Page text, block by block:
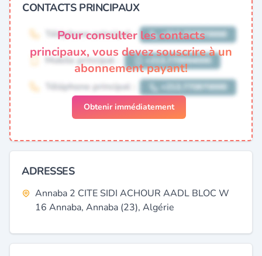
CONTACTS PRINCIPAUX
Pour consulter les contacts
principaux, vous devez souscrire à un
abonnement payant!
Obtenir immédiatement
ADRESSES
Annaba 2 CITE SIDI ACHOUR AADL BLOC W
16 Annaba, Annaba (23), Algérie